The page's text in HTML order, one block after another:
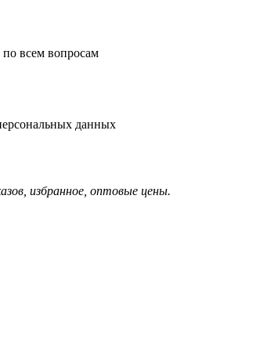
всем вопросам
данных
избранное, оптовые цены.